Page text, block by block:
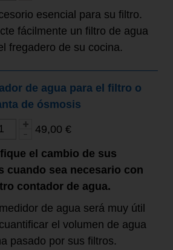
esencial para su filtro.
fácilmente un filtro de agua
fregadero de su cocina.
de agua para el filtro o
de ósmosis
49,00 €
el cambio de sus
cuando sea necesario con
contador de agua.
de agua será muy útil
el volumen de agua
pasado por sus filtros.